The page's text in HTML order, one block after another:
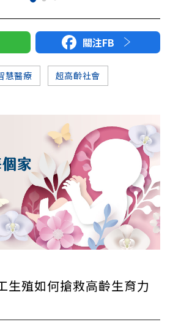
關注FB
慧醫療 超高齡社會
生殖如何搶救高齡生育力